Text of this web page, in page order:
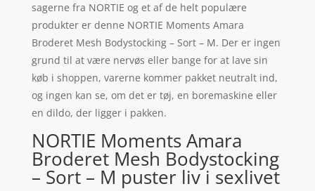
sagerne fra NORTIE og et af de helt populære
produkter er denne NORTIE Moments Amara
Broderet Mesh Bodystocking – Sort – M. Der er ingen
grund til at være nervøs eller bange for at lave sin
køb i shoppen, varerne kommer pakket neutralt ind,
og ingen kan se, om det er tøj, en boremaskine eller
en dildo, der ligger i pakken.
NORTIE Moments Amara
Broderet Mesh Bodystocking
– Sort – M puster liv i sexlivet